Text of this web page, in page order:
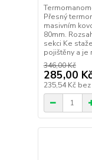
Přesný
masivním
80mm.
sekci Ke
pojištěny a je
346,00 Kč
285,00 Kč
235,54 Kč bez